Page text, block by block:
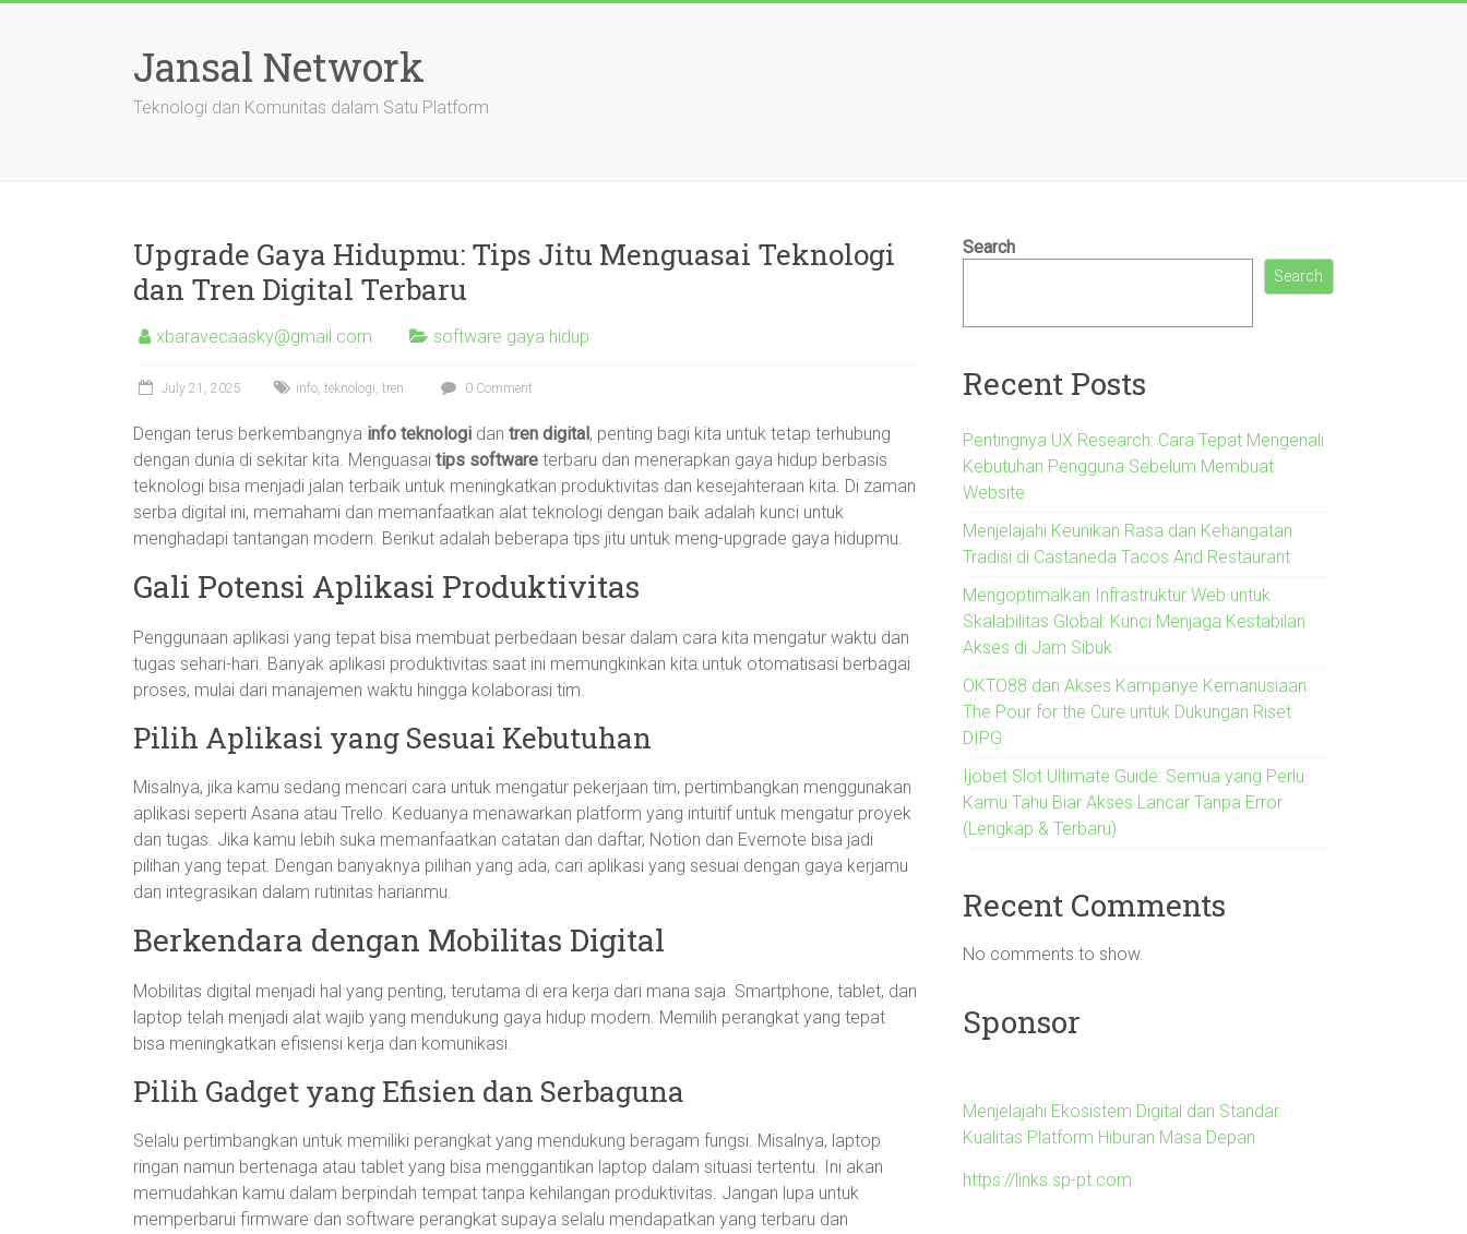
Jansal Network
Teknologi dan Komunitas dalam Satu Platform
Upgrade Gaya Hidupmu: Tips Jitu Menguasai Teknologi
dan Tren Digital Terbaru
xbaravecaasky@gmail.com software gaya hidup
July 21, 2025 info, teknologi, tren 0 Comment
Dengan terus berkembangnya info teknologi dan tren digital, penting bagi kita untuk tetap terhubung
dengan dunia di sekitar kita. Menguasai tips software terbaru dan menerapkan gaya hidup berbasis
teknologi bisa menjadi jalan terbaik untuk meningkatkan produktivitas dan kesejahteraan kita. Di zaman
serba digital ini, memahami dan memanfaatkan alat teknologi dengan baik adalah kunci untuk
menghadapi tantangan modern. Berikut adalah beberapa tips jitu untuk meng-upgrade gaya hidupmu.
Gali Potensi Aplikasi Produktivitas
Penggunaan aplikasi yang tepat bisa membuat perbedaan besar dalam cara kita mengatur waktu dan
tugas sehari-hari. Banyak aplikasi produktivitas saat ini memungkinkan kita untuk otomatisasi berbagai
proses, mulai dari manajemen waktu hingga kolaborasi tim.
Pilih Aplikasi yang Sesuai Kebutuhan
Misalnya, jika kamu sedang mencari cara untuk mengatur pekerjaan tim, pertimbangkan menggunakan
aplikasi seperti Asana atau Trello. Keduanya menawarkan platform yang intuitif untuk mengatur proyek
dan tugas. Jika kamu lebih suka memanfaatkan catatan dan daftar, Notion dan Evernote bisa jadi
pilihan yang tepat. Dengan banyaknya pilihan yang ada, cari aplikasi yang sesuai dengan gaya kerjamu
dan integrasikan dalam rutinitas harianmu.
Berkendara dengan Mobilitas Digital
Mobilitas digital menjadi hal yang penting, terutama di era kerja dari mana saja. Smartphone, tablet, dan
laptop telah menjadi alat wajib yang mendukung gaya hidup modern. Memilih perangkat yang tepat
bisa meningkatkan efisiensi kerja dan komunikasi.
Pilih Gadget yang Efisien dan Serbaguna
Selalu pertimbangkan untuk memiliki perangkat yang mendukung beragam fungsi. Misalnya, laptop
ringan namun bertenaga atau tablet yang bisa menggantikan laptop dalam situasi tertentu. Ini akan
memudahkan kamu dalam berpindah tempat tanpa kehilangan produktivitas. Jangan lupa untuk
memperbarui firmware dan software perangkat supaya selalu mendapatkan yang terbaru dan
Search
Search
Recent Posts
Pentingnya UX Research: Cara Tepat Mengenali
Kebutuhan Pengguna Sebelum Membuat
Website
Menjelajahi Keunikan Rasa dan Kehangatan
Tradisi di Castaneda Tacos And Restaurant
Mengoptimalkan Infrastruktur Web untuk
Skalabilitas Global: Kunci Menjaga Kestabilan
Akses di Jam Sibuk
OKTO88 dan Akses Kampanye Kemanusiaan
The Pour for the Cure untuk Dukungan Riset
DIPG
Ijobet Slot Ultimate Guide: Semua yang Perlu
Kamu Tahu Biar Akses Lancar Tanpa Error
(Lengkap & Terbaru)
Recent Comments
No comments to show.
Sponsor
Menjelajahi Ekosistem Digital dan Standar
Kualitas Platform Hiburan Masa Depan
https://links.sp-pt.com